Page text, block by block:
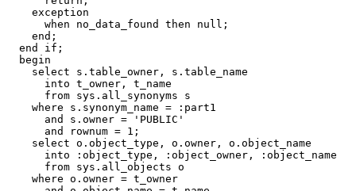
exception
when no_data_found then null;
end;
end if;
begin
select s.table_owner, s.table_name
into t_owner, t_name
from sys.all_synonyms s
where s.synonym_name = :part1
and s.owner = 'PUBLIC'
and rownum = 1;
select o.object_type, o.owner, o.object_name
into :object_type, :object_owner, :object_name
from sys.all_objects o
where o.owner = t_owner